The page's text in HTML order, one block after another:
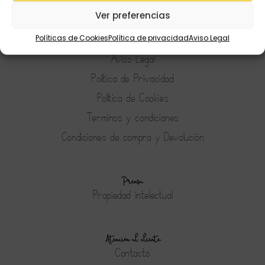
Ver preferencias
Políticas de CookiesPolítica de privacidadAviso Legal
Tienda
Aviso Legal
Política de Privacidad
Política de Cookies
Terminos y condiciones
Condiciones de compra y Devolución
Prensa
Propiedad intelectual
Atención al cliente
Contacto